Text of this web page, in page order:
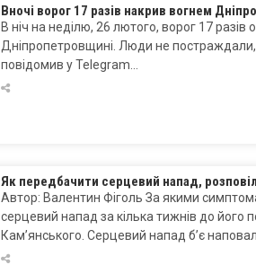
Вночі ворог 17 разів накрив вогнем
В ніч на неділю, 26 лютого, ворог 17 разів
Дніпропетровщині. Люди не
повідомив у Telegram…
Як передбачити серцевий напад,
Автор: Валентин Фіголь За якими
серцевий напад за кілька тижнів до його
Кам’янського. Серцевий напад б’є